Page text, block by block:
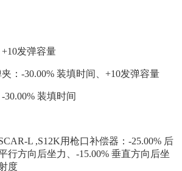
发弹容量
：-30.00% 装填时间、+10发弹容量
装填时间
L ,S12K用枪口补偿器：-25.00% 后
行方向后坐力、-15.00% 垂直方向后坐
度